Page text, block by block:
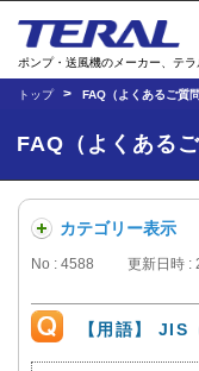
ポンプ・送風機のメーカー、テラ
トップ FAQ（よくあるご質問
FAQ（よくあるご
カテゴリー表示
No : 4588 更新日時 :
【用語】 JIS